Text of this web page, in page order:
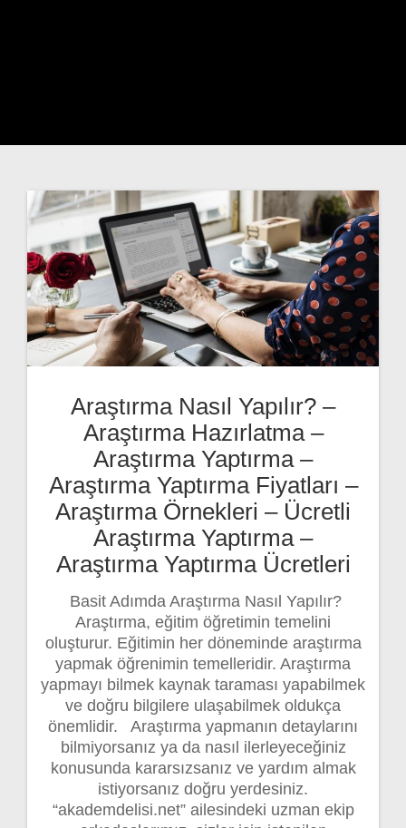
Araştırma Nasıl Yapılır? –
Araştırma Hazırlatma –
Araştırma Yaptırma –
Araştırma Yaptırma Fiyatları –
Araştırma Örnekleri – Ücretli
Araştırma Yaptırma –
Araştırma Yaptırma Ücretleri
Basit Adımda Araştırma Nasıl Yapılır?
Araştırma, eğitim öğretimin temelini
oluşturur. Eğitimin her döneminde araştırma
yapmak öğrenimin temelleridir. Araştırma
yapmayı bilmek kaynak taraması yapabilmek
ve doğru bilgilere ulaşabilmek oldukça
önemlidir. Araştırma yapmanın detaylarını
bilmiyorsanız ya da nasıl ilerleyeceğiniz
konusunda kararsızsanız ve yardım almak
istiyorsanız doğru yerdesiniz.
“akademdelisi.net” ailesindeki uzman ekip